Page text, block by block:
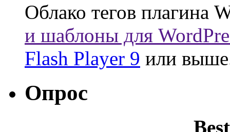
Облако тегов плагина
и шаблоны для
Flash Player 9 или
Опрос